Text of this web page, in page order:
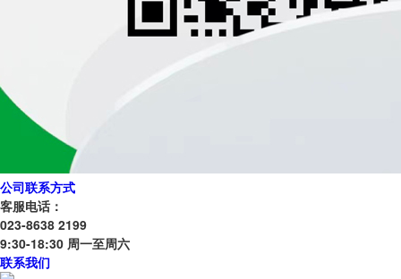
公司联系方式
客服电话：
023-8638 2199
9:30-18:30 周一至周六
联系我们